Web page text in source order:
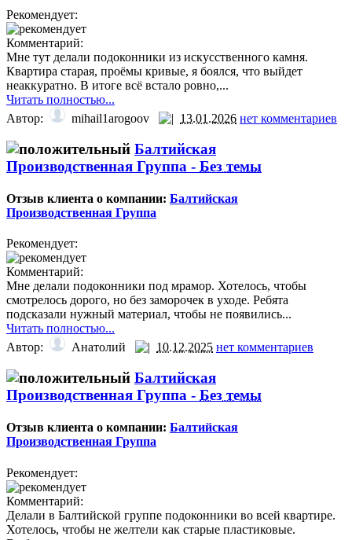
Рекомендует:
Комментарий:
Мне тут делали подоконники из искусственного камня.
Квартира старая, проёмы кривые, я боялся, что выйдет
неаккуратно. В итоге всё встало ровно,...
Читать полностью...
Автор:
mihail1arogoov 13.01.2026 нет комментариев
Балтийская
Производственная Группа - Без темы
Отзыв клиента о компании: Балтийская
Производственная Группа
Рекомендует:
Комментарий:
Мне делали подоконники под мрамор. Хотелось, чтобы
смотрелось дорого, но без заморочек в уходе. Ребята
подсказали нужный материал, чтобы не появились...
Читать полностью...
Автор:
Анатолий 10.12.2025 нет комментариев
Балтийская
Производственная Группа - Без темы
Отзыв клиента о компании: Балтийская
Производственная Группа
Рекомендует:
Комментарий:
Делали в Балтийской группе подоконники во всей квартире.
Хотелось, чтобы не желтели как старые пластиковые.